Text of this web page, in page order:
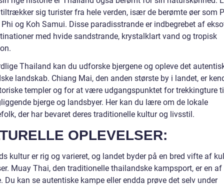
sig turister fra hele verden, især de berømte øer som
og Koh Samui. Disse paradisstrande er indbegrebet af
med hvide sandstrande, krystalklart vand og tropisk
Thailand kan du udforske bjergene og opleve det
landskab. Chiang Mai, den anden største by i landet, er
templer og for at være udgangspunktet for trekkingture
bjerge og landsbyer. Her kan du lære om de lokale
der har bevaret deres traditionelle kultur og livsstil.
OPLEVELSER:
kultur er rig og varieret, og landet byder på en bred vifte af
Muay Thai, den traditionelle thailandske kampsport, er en af
Du kan se autentiske kampe eller endda prøve det selv under